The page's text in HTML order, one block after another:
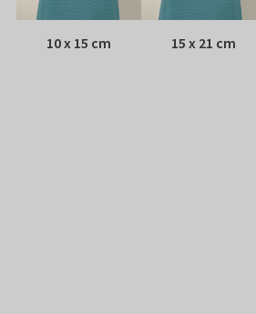
10 x 15 cm 15 x 21 cm